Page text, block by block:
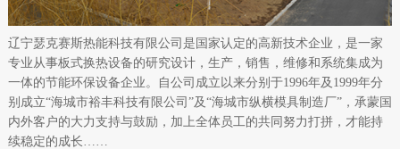
辽宁瑟克赛斯热能科技有限公司是国家认定的高新技术企业，是一家
专业从事板式换热设备的研究设计，生产，销售，维修和系统集成为
一体的节能环保设备企业。自公司成立以来分别于1996年及1999年分
别成立“海城市裕丰科技有限公司”及“海城市纵横模具制造厂”，承蒙国
内外客户的大力支持与鼓励，加上全体员工的共同努力打拼，才能持
续稳定的成长……